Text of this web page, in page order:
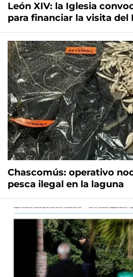
León XIV: la Iglesia
para financiar la visita del
Chascomús: operativo
pesca ilegal en la laguna